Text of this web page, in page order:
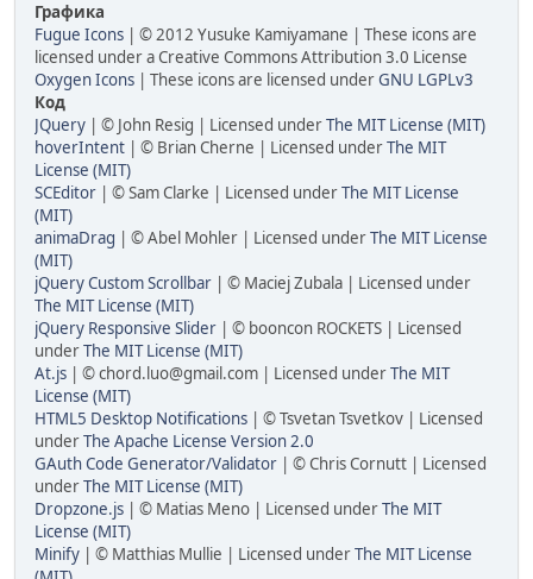
Графика
Fugue Icons | © 2012 Yusuke Kamiyamane | These icons are
licensed under a Creative Commons Attribution 3.0 License
Oxygen Icons | These icons are licensed underGNU LGPLv3
Код
JQuery | © John Resig | Licensed underThe MIT License (MIT)
hoverIntent | © Brian Cherne | Licensed underThe MIT
License (MIT)
SCEditor | © Sam Clarke | Licensed underThe MIT License
(MIT)
animaDrag | © Abel Mohler | Licensed underThe MIT License
(MIT)
jQuery Custom Scrollbar | © Maciej Zubala | Licensed under
The MIT License (MIT)
jQuery Responsive Slider | © booncon ROCKETS | Licensed
underThe MIT License (MIT)
At.js | © chord.luo@gmail.com | Licensed underThe MIT
License (MIT)
HTML5 Desktop Notifications | © Tsvetan Tsvetkov | Licensed
underThe Apache License Version 2.0
GAuth Code Generator/Validator | © Chris Cornutt | Licensed
underThe MIT License (MIT)
Dropzone.js | © Matias Meno | Licensed underThe MIT
License (MIT)
Minify | © Matthias Mullie | Licensed underThe MIT License